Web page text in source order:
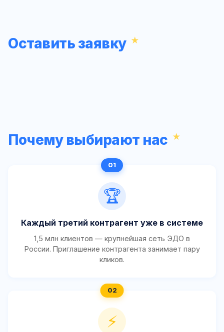
Оставить заявку
Почему выбирают нас
🏆
Каждый третий контрагент уже в системе
1,5 млн клиентов — крупнейшая сеть ЭДО в
России. Приглашение контрагента занимает пару
кликов.
⚡